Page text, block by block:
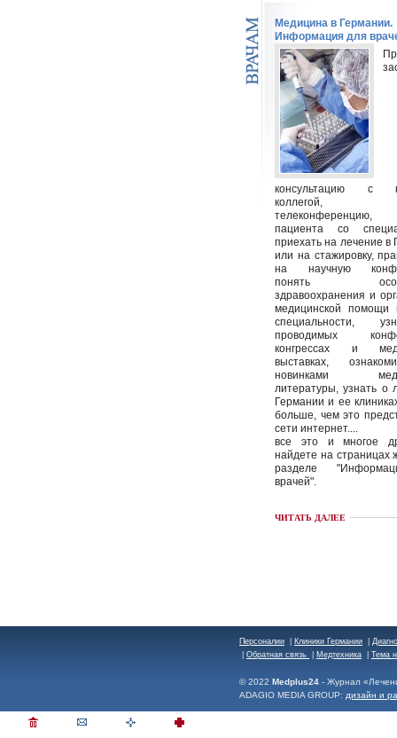
Медицина в Германии.
Информация для
консультацию с
коллегой,
телеконференцию,
пациента со
приехать на лечение в
или на стажировку,
на научную
понять
здравоохранения и
медицинской помощи
специальности,
проводимых
конгрессах и
выставках,
новинками
литературы, узнать о
Германии и ее
больше, чем это
сети интернет....
все это и многое
найдете на страницах
разделе
врачей".
ЧИТАТЬ ДАЛЕЕ
Персоналии Клиники Германии
Обратная связь Медтехника Тема
© 2022 Medplus24 - Журнал
ADAGIO MEDIA GROUP: дизайн и